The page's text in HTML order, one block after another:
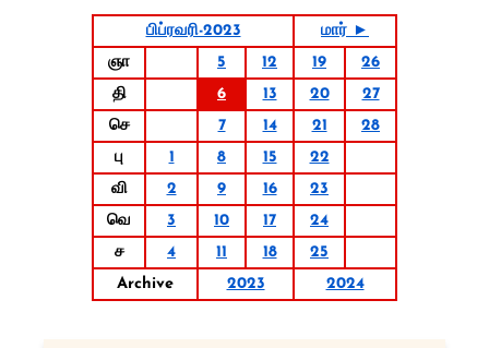
பிப்ரவரி-2023
மார் ►
ஞா
5 12 19
26
தி
6 13 20
27
செ
7 14 21
28
பு
1 8 15
22
வி
2 9 16
23
வெ
3 10 17
24
ச
4 11 18
25
Archive
2023 2024